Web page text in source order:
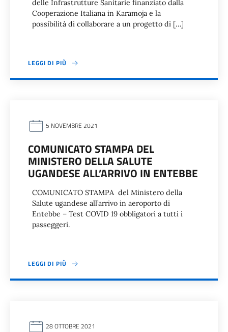
delle Infrastrutture Sanitarie finanziato dalla
Cooperazione Italiana in Karamoja e la
possibilità di collaborare a un progetto di […]
LEGGI DI PIÙ
5 NOVEMBRE 2021
COMUNICATO STAMPA DEL
MINISTERO DELLA SALUTE
UGANDESE ALL’ARRIVO IN ENTEBBE
COMUNICATO STAMPA del Ministero della
Salute ugandese all’arrivo in aeroporto di
Entebbe – Test COVID 19 obbligatori a tutti i
passeggeri.
LEGGI DI PIÙ
28 OTTOBRE 2021